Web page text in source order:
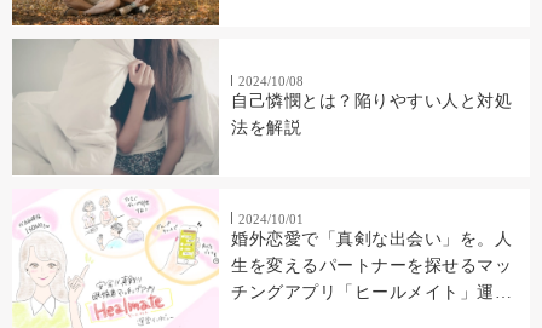
2024/10/08
自己憐憫とは？陥りやすい人と対処
法を解説
2024/10/01
婚外恋愛で「真剣な出会い」を。人
生を変えるパートナーを探せるマッ
チングアプリ「ヒールメイト」運営